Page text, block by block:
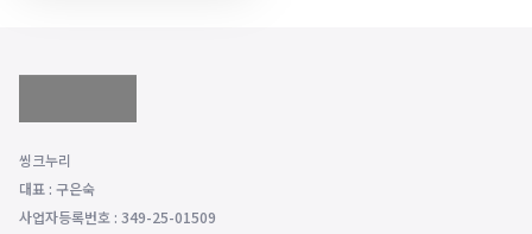
씽크누리
대표 : 구은숙
사업자등록번호 : 349-25-01509